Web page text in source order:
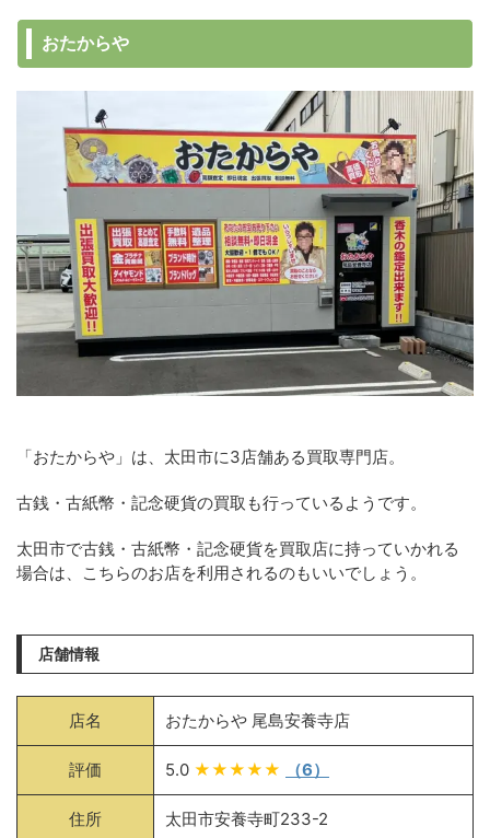
おたからや
「おたからや」は、太田市に3店舗ある買取専門店。
古銭・古紙幣・記念硬貨の買取も行っているようです。
太田市で古銭・古紙幣・記念硬貨を買取店に持っていかれる
場合は、こちらのお店を利用されるのもいいでしょう。
店舗情報
店名 おたからや 尾島安養寺店
評価 5.0 ★★★★★ （6）
住所 太田市安養寺町233-2